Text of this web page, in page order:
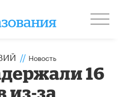
// Новость
16
из-за